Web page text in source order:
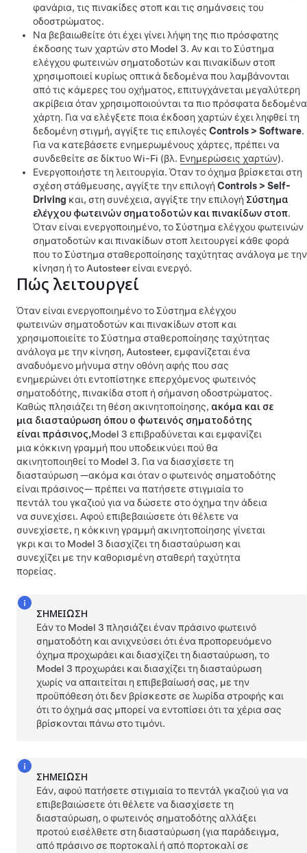
φανάρια, τις πινακίδες στοπ και τις σημάνσεις του
οδοστρώματος.
Να βεβαιωθείτε ότι έχει γίνει λήψη της πιο πρόσφατης
έκδοσης των χαρτών στο Model 3. Αν και το Σύστημα
ελέγχου φωτεινών σηματοδοτών και πινακίδων στοπ
χρησιμοποιεί κυρίως οπτικά δεδομένα που λαμβάνονται
από τις κάμερες του οχήματος, επιτυγχάνεται μεγαλύτερη
ακρίβεια όταν χρησιμοποιούνται τα πιο πρόσφατα δεδομένα
χάρτη. Για να ελέγξετε ποια έκδοση χαρτών έχει ληφθεί τη
δεδομένη στιγμή, αγγίξτε τις επιλογές Controls > Software.
Για να κατεβάσετε ενημερωμένους χάρτες, πρέπει να
συνδεθείτε σε δίκτυο Wi-Fi (βλ. Ενημερώσεις χαρτών).
Ενεργοποιήστε τη λειτουργία. Όταν το όχημα βρίσκεται στη
σχέση στάθμευσης, αγγίξτε την επιλογή Controls > Self-
Driving και, στη συνέχεια, αγγίξτε την επιλογή Σύστημα
ελέγχου φωτεινών σηματοδοτών και πινακίδων στοπ.
Όταν είναι ενεργοποιημένο, το Σύστημα ελέγχου φωτεινών
σηματοδοτών και πινακίδων στοπ λειτουργεί κάθε φορά
που το Σύστημα σταθεροποίησης ταχύτητας ανάλογα με την
κίνηση ή το Autosteerείναι ενεργό.
Πώς λειτουργεί
Όταν είναι ενεργοποιημένο το Σύστημα ελέγχου
φωτεινών σηματοδοτών και πινακίδων στοπ και
χρησιμοποιείτε το Σύστημα σταθεροποίησης ταχύτητας
ανάλογα με την κίνηση, Autosteer, εμφανίζεται ένα
αναδυόμενο μήνυμα στηνοθόνη αφής που σας
ενημερώνει ότι εντοπίστηκε επερχόμενος φωτεινός
σηματοδότης, πινακίδα στοπ ή σήμανση οδοστρώματος.
Καθώς πλησιάζει τη θέση ακινητοποίησης, ακόμα και σε
μια διασταύρωση όπου ο φωτεινός σηματοδότης
είναι πράσινος,Model 3 επιβραδύνεται και εμφανίζει
μια κόκκινη γραμμή που υποδεικνύει πού θα
ακινητοποιηθεί το Model 3. Για να διασχίσετε τη
διασταύρωση —ακόμα και όταν ο φωτεινός σηματοδότης
είναι πράσινος— πρέπει να πατήσετε στιγμιαία το
πεντάλ του γκαζιού για να δώσετε στο όχημα την άδεια
να συνεχίσει. Αφού επιβεβαιώσετε ότι θέλετε να
συνεχίσετε, η κόκκινη γραμμή ακινητοποίησης γίνεται
γκρι και το Model 3 διασχίζει τη διασταύρωση και
συνεχίζει με την καθορισμένη σταθερή ταχύτητα
πορείας.
ΣΗΜΕΊΩΣΗ
Εάν το Model 3 πλησιάζει έναν πράσινο φωτεινό
σηματοδότη και ανιχνεύσει ότι ένα προπορευόμενο
όχημα προχωράει και διασχίζει τη διασταύρωση, το
Model 3 προχωράει και διασχίζει τη διασταύρωση
χωρίς να απαιτείται η επιβεβαίωσή σας, με την
προϋπόθεση ότι δεν βρίσκεστε σε λωρίδα στροφής και
ότι το όχημά σας μπορεί να εντοπίσει ότι τα χέρια σας
βρίσκονται πάνω στοτιμόνι.
ΣΗΜΕΊΩΣΗ
Εάν, αφού πατήσετε στιγμιαία το πεντάλ γκαζιού για να
επιβεβαιώσετε ότι θέλετε να διασχίσετε τη
διασταύρωση, ο φωτεινός σηματοδότης αλλάξει
προτού εισέλθετε στη διασταύρωση (για παράδειγμα,
από πράσινο σε πορτοκαλί ή από πορτοκαλί σε